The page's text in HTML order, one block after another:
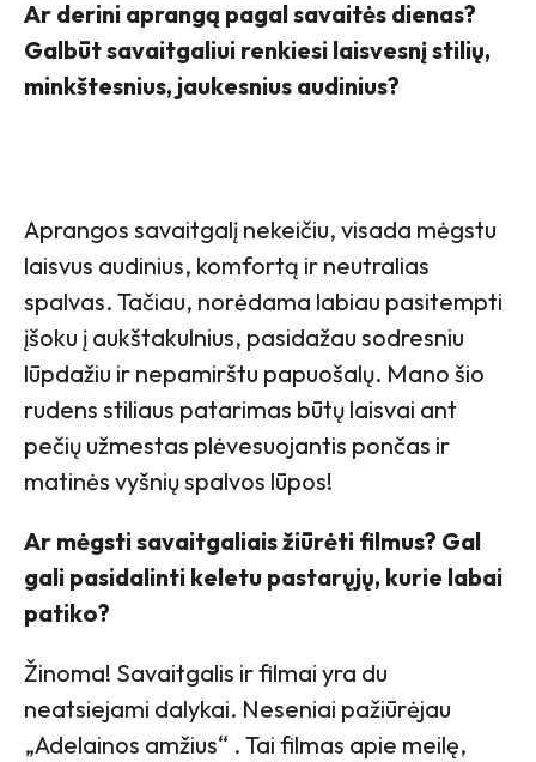
Ar derini aprangą pagal savaitės dienas?
Galbūt savaitgaliui renkiesi laisvesnį stilių,
minkštesnius, jaukesnius audinius?
Aprangos savaitgalį nekeičiu, visada mėgstu
laisvus audinius, komfortą ir neutralias
spalvas. Tačiau, norėdama labiau pasitempti
įšoku į aukštakulnius, pasidažau sodresniu
lūpdažiu ir nepamirštu papuošalų. Mano šio
rudens stiliaus patarimas būtų laisvai ant
pečių užmestas plėvesuojantis pončas ir
matinės vyšnių spalvos lūpos!
Ar mėgsti savaitgaliais žiūrėti filmus? Gal
gali pasidalinti keletu pastarųjų, kurie labai
patiko?
Žinoma! Savaitgalis ir filmai yra du
neatsiejami dalykai. Neseniai pažiūrėjau
„Adelainos amžius“ . Tai filmas apie meilę,